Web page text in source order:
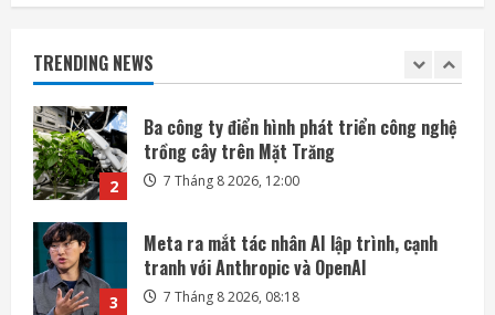
TRENDING NEWS
2
Ba công ty điển hình phát triển công nghệ
3
Meta ra mắt tác nhân AI lập trình, cạnh
tranh với Anthropic và OpenAI
7 Tháng 8 2026, 08:18
4
Rocket Lab phóng vệ tinh quan sát của
Nhật Bản sau 5 tuần trì hoãn
7 Tháng 8 2026, 08:07